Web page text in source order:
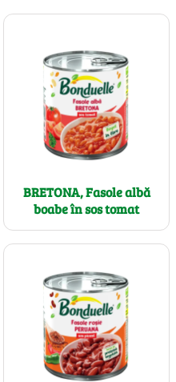
BRETONA, Fasole albă
boabe în sos tomat